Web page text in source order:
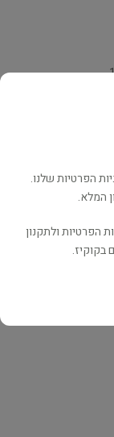
הפרטיות שלנו.
המלא.
הפרטיות ולתקנון
בקוקיז.